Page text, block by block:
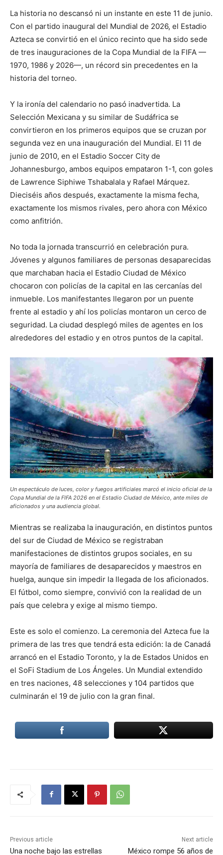
La historia no descansó ni un instante en este 11 de junio.
Con el partido inaugural del Mundial de 2026, el Estadio
Azteca se convirtió en el único recinto que ha sido sede
de tres inauguraciones de la Copa Mundial de la FIFA —
1970, 1986 y 2026—, un récord sin precedentes en la
historia del torneo.
Y la ironía del calendario no pasó inadvertida. La
Selección Mexicana y su similar de Sudáfrica se
convirtieron en los primeros equipos que se cruzan por
segunda vez en una inauguración del Mundial. El 11 de
junio de 2010, en el Estadio Soccer City de
Johannesburgo, ambos equipos empataron 1-1, con goles
de Lawrence Siphiwe Tshabalala y Rafael Márquez.
Dieciséis años después, exactamente la misma fecha,
exactamente los mismos rivales, pero ahora con México
como anfitrión.
No toda la jornada transcurrió en celebración pura.
Jóvenes y algunos familiares de personas desaparecidas
que marchaban hacia el Estadio Ciudad de México
chocaron con policías de la capital en las cercanías del
inmueble. Los manifestantes llegaron por un puente
frente al estadio y ahí los policías montaron un cerco de
seguridad. La ciudad desplegó miles de agentes en los
alrededores del estadio y en otros puntos de la capital.
Un espectáculo de luces, color y fuegos artificiales marcó el inicio oficial de la
Copa Mundial de la FIFA 2026 en el Estadio Ciudad de México, ante miles de
aficionados y una audiencia global.
Mientras se realizaba la inauguración, en distintos puntos
del sur de Ciudad de México se registraban
manifestaciones de distintos grupos sociales, en su
mayoría de familiares de desaparecidos y maestros en
huelga, aunque sin impedir la llegada de los aficionados.
El fútbol, como siempre, convivió con la realidad de un
país que celebra y exige al mismo tiempo.
Este es solo el comienzo. La ceremonia del Azteca fue la
primera de las tres que tendrá esta edición: la de Canadá
arrancó en el Estadio Toronto, y la de Estados Unidos en
el SoFi Stadium de Los Ángeles. Un Mundial extendido
en tres naciones, 48 selecciones y 104 partidos que
culminarán el 19 de julio con la gran final.
Previous article
Una noche bajo las estrellas
Next article
México rompe 56 años de